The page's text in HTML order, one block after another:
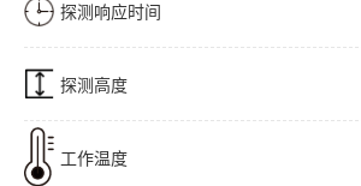
探测响应时间
探测高度
工作温度